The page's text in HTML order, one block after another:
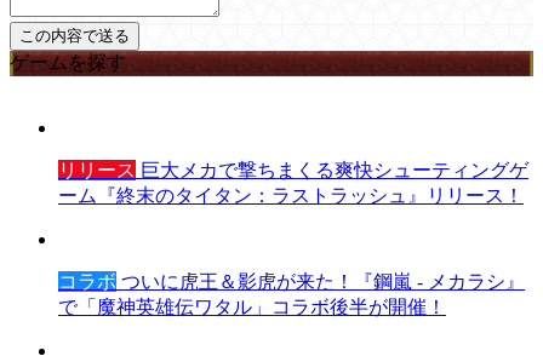
ゲームを探す
リリース 巨大メカで撃ちまくる爽快シューティングゲ
ーム『終末のタイタン：ラストラッシュ』リリース！
コラボ ついに虎王＆影虎が来た！『鋼嵐 - メカラシ』
で「魔神英雄伝ワタル」コラボ後半が開催！